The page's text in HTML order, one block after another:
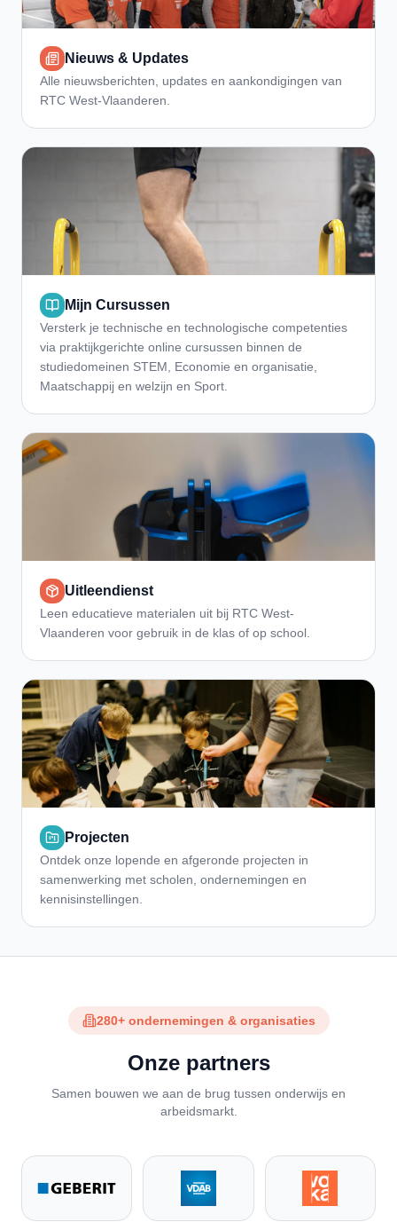
Nieuws & Updates
Alle nieuwsberichten, updates en aankondigingen van
RTC West-Vlaanderen.
Mijn Cursussen
Versterk je technische en technologische competenties
via praktijkgerichte online cursussen binnen de
studiedomeinen STEM, Economie en organisatie,
Maatschappij en welzijn en Sport.
Uitleendienst
Leen educatieve materialen uit bij RTC West-
Vlaanderen voor gebruik in de klas of op school.
Projecten
Ontdek onze lopende en afgeronde projecten in
samenwerking met scholen, ondernemingen en
kennisinstellingen.
280+ ondernemingen & organisaties
Onze partners
Samen bouwen we aan de brug tussen onderwijs en
arbeidsmarkt.